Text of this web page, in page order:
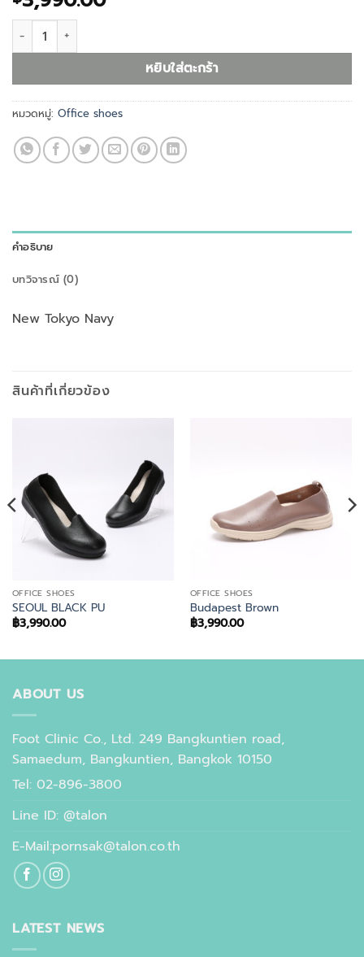
จำนวน New Tokyo Navy ชิ้น
หยิบใส่ตะกร้า
หมวดหมู่: Office shoes
คำอธิบาย
บทวิจารณ์ (0)
New Tokyo Navy
สินค้าที่เกี่ยวข้อง
OFFICE SHOES
SEOUL BLACK PU
฿3,990.00
OFFICE SHOES
Budapest Brown
฿3,990.00
ABOUT US
Foot Clinic Co., Ltd. 249 Bangkuntien road,
Samaedum, Bangkuntien, Bangkok 10150
Tel: 02-896-3800
Line ID: @talon
E-Mail:pornsak@talon.co.th
LATEST NEWS